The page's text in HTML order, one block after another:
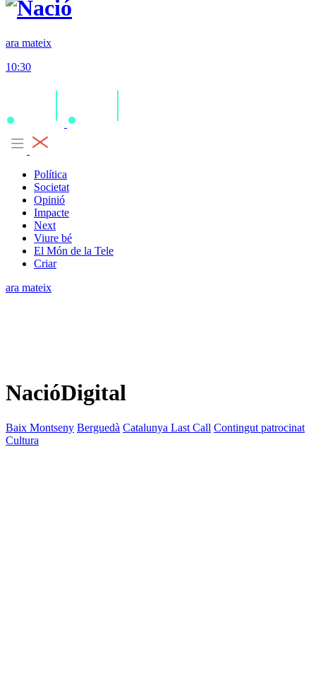
ara mateix
10:30
Política
Societat
Opinió
Impacte
Next
Viure bé
El Món de la Tele
Criar
ara mateix
NacióDigital
Baix Montseny Berguedà Catalunya Last Call Contingut patrocinat
Cultura